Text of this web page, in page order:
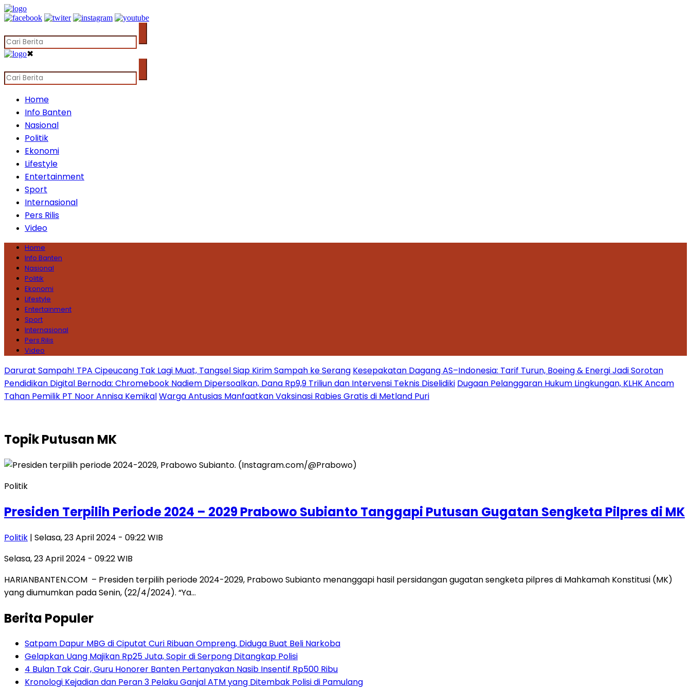
✖
Home
Info Banten
Nasional
Politik
Ekonomi
Lifestyle
Entertainment
Sport
Internasional
Pers Rilis
Video
Home
Info Banten
Nasional
Politik
Ekonomi
Lifestyle
Entertainment
Sport
Internasional
Pers Rilis
Video
Darurat Sampah! TPA Cipeucang Tak Lagi Muat, Tangsel Siap Kirim Sampah ke Serang Kesepakatan Dagang AS–Indonesia: Tarif Turun, Boeing & Energi Jadi Sorotan
Pendidikan Digital Bernoda: Chromebook Nadiem Dipersoalkan, Dana Rp9,9 Triliun dan Intervensi Teknis Diselidiki Dugaan Pelanggaran Hukum Lingkungan, KLHK Ancam
Tahan Pemilik PT Noor Annisa KemikalWarga Antusias Manfaatkan Vaksinasi Rabies Gratis di Metland Puri
TopikPutusan MK
Politik
Presiden Terpilih Periode 2024 – 2029 Prabowo Subianto Tanggapi Putusan Gugatan Sengketa Pilpres di MK
Politik | Selasa, 23 April 2024 - 09:22 WIB
Selasa, 23 April 2024 - 09:22 WIB
HARIANBANTEN.COM – Presiden terpilih periode 2024-2029, Prabowo Subianto menanggapi hasil persidangan gugatan sengketa pilpres di Mahkamah Konstitusi (MK)
yang diumumkan pada Senin, (22/4/2024). “Ya…
Berita Populer
Satpam Dapur MBG di Ciputat Curi Ribuan Ompreng, Diduga Buat Beli Narkoba
Gelapkan Uang Majikan Rp25 Juta, Sopir di Serpong Ditangkap Polisi
4 Bulan Tak Cair, Guru Honorer Banten Pertanyakan Nasib Insentif Rp500 Ribu
Kronologi Kejadian dan Peran 3 Pelaku Ganjal ATM yang Ditembak Polisi di Pamulang